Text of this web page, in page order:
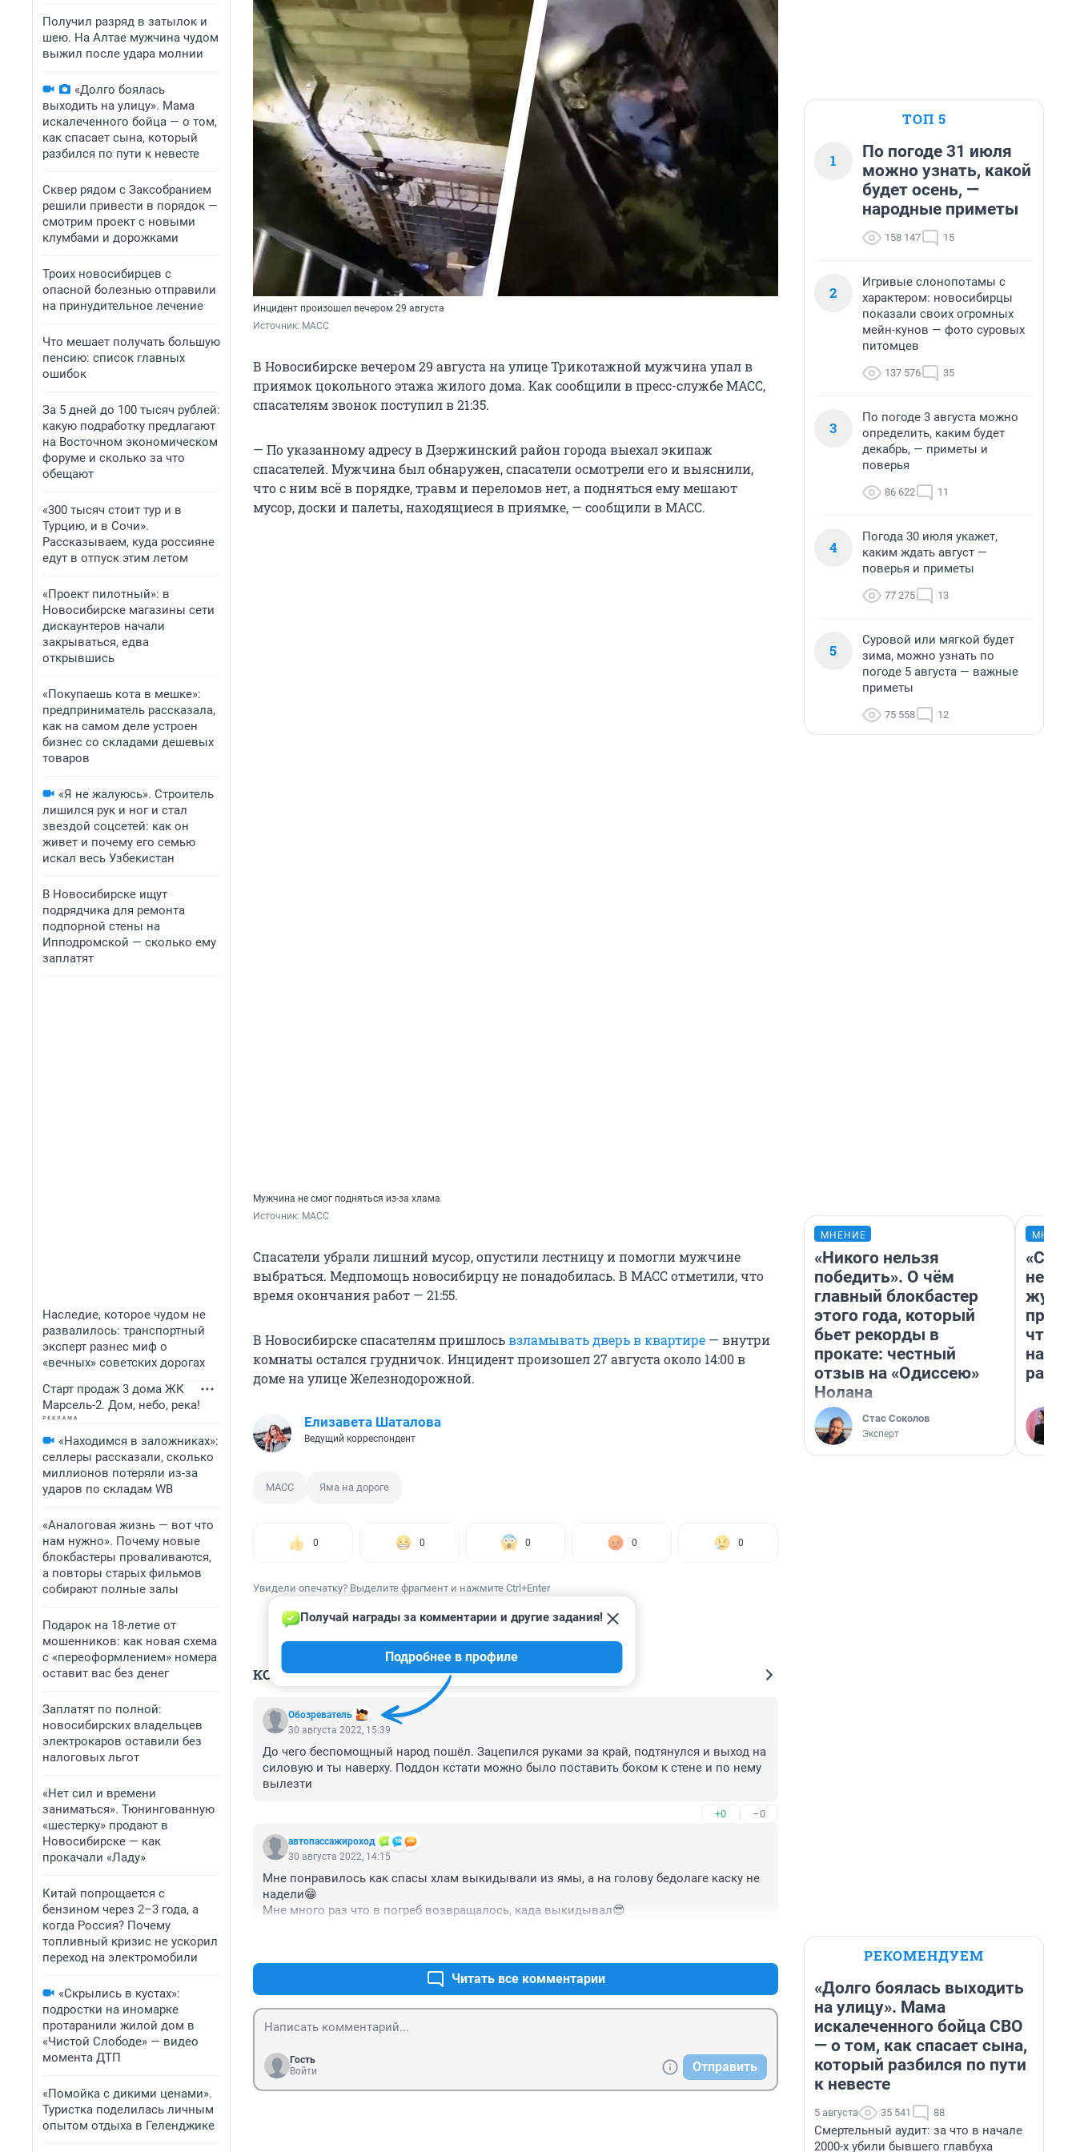
Получил разряд в затылок и
шею. На Алтае мужчина чудом
выжил после удара молнии
«Долго боялась
выходить на улицу». Мама
искалеченного бойца — о том,
как спасает сына, который
разбился по пути к невесте
Сквер рядом с Заксобранием
решили привести в порядок —
смотрим проект с новыми
клумбами и дорожками
Троих новосибирцев с
опасной болезнью отправили
на принудительное лечение
Что мешает получать большую
пенсию: список главных
ошибок
За 5 дней до 100 тысяч рублей:
какую подработку предлагают
на Восточном экономическом
форуме и сколько за что
обещают
«300 тысяч стоит тур и в
Турцию, и в Сочи».
Рассказываем, куда россияне
едут в отпуск этим летом
«Проект пилотный»: в
Новосибирске магазины сети
дискаунтеров начали
закрываться, едва
открывшись
«Покупаешь кота в мешке»:
предприниматель рассказала,
как на самом деле устроен
бизнес со складами дешевых
товаров
«Я не жалуюсь». Строитель
лишился рук и ног и стал
звездой соцсетей: как он
живет и почему его семью
искал весь Узбекистан
В Новосибирске ищут
подрядчика для ремонта
подпорной стены на
Ипподромской — сколько ему
заплатят
Наследие, которое чудом не
развалилось: транспортный
эксперт разнес миф о
«вечных» советских дорогах
Старт продаж 3 дома ЖК
Марсель-2. Дом, небо, река!
«Находимся в заложниках»:
селлеры рассказали, сколько
миллионов потеряли из-за
ударов по складам WB
«Аналоговая жизнь — вот что
нам нужно». Почему новые
блокбастеры проваливаются,
а повторы старых фильмов
собирают полные залы
Подарок на 18-летие от
мошенников: как новая схема
с «переоформлением» номера
оставит вас без денег
Заплатят по полной:
новосибирских владельцев
электрокаров оставили без
налоговых льгот
«Нет сил и времени
заниматься». Тюнингованную
«шестерку» продают в
Новосибирске — как
прокачали «Ладу»
Китай попрощается с
бензином через 2–3 года, а
когда Россия? Почему
топливный кризис не ускорил
переход на электромобили
«Скрылись в кустах»:
подростки на иномарке
протаранили жилой дом в
«Чистой Слободе» — видео
момента ДТП
«Помойка с дикими ценами».
Туристка поделилась личным
опытом отдыха в Геленджике
Инцидент произошел вечером 29 августа
Источник: МАСС
В Новосибирске вечером 29 августа на улице Трикотажной мужчина упал в
приямок цокольного этажа жилого дома. Как сообщили в пресс-службе МАСС,
спасателям звонок поступил в 21:35.
— По указанному адресу в Дзержинский район города выехал экипаж
спасателей. Мужчина был обнаружен, спасатели осмотрели его и выяснили,
что с ним всё в порядке, травм и переломов нет, а подняться ему мешают
мусор, доски и палеты, находящиеся в приямке, — сообщили в МАСС.
Мужчина не смог подняться из-за хлама
Источник: МАСС
Спасатели убрали лишний мусор, опустили лестницу и помогли мужчине
выбраться. Медпомощь новосибирцу не понадобилась. В МАСС отметили, что
время окончания работ — 21:55.
В Новосибирске спасателям пришлосьвзламывать дверь в квартире — внутри
комнаты остался грудничок. Инцидент произошел 27 августа около 14:00 в
доме на улице Железнодорожной.
Елизавета Шаталова
Ведущий корреспондент
МАСС Яма на дороге
0 0 0 0 0
Увидели опечатку? Выделите фрагмент и нажмите Ctrl+Enter
КОММЕНТАРИИ 20
Обозреватель
Получай награды за комментарии и другие задания!
Подробнее в профиле
30 августа 2022, 15:39
До чего беспомощный народ пошёл. Зацепился руками за край, подтянулся и выход на
силовую и ты наверху. Поддон кстати можно было поставить боком к стене и по нему
вылезти
+0 –0
автопассажироход
30 августа 2022, 14:15
Мне понравилось как спасы хлам выкидывали из ямы, а на голову бедолаге каску не
надели😁
Мне много раз что в погреб возвращалось, када выкидывал😎
Читать все комментарии
Гость
Войти
Отправить
ТОП 5
1
По погоде 31 июля
можно узнать, какой
будет осень, —
народные приметы
158 147 15
2
Игривые слонопотамы с
характером: новосибирцы
показали своих огромных
мейн-кунов — фото суровых
питомцев
137 576 35
3
По погоде 3 августа можно
определить, каким будет
декабрь, — приметы и
поверья
86 622 11
4
Погода 30 июля укажет,
каким ждать август —
поверья и приметы
77 275 13
5
Суровой или мягкой будет
зима, можно узнать по
погоде 5 августа — важные
приметы
75 558 12
МНЕНИЕ
«Никого нельзя
победить». О чём
главный блокбастер
этого года, который
бьет рекорды в
прокате: честный
отзыв на «Одиссею»
Нолана
Стас Соколов
Эксперт
на
ради
РЕКОМЕНДУЕМ
«Долго боялась выходить
на улицу». Мама
искалеченного бойца СВО
— о том, как спасает сына,
который разбился по пути
к невесте
5 августа 35 541 88
Смертельный аудит: за что в начале
2000-х убили бывшего главбуха